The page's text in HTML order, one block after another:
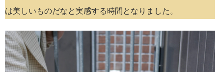
は美しいものだなと実感する時間となりました。